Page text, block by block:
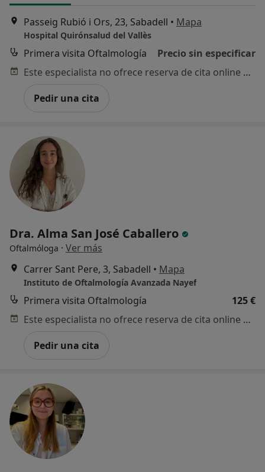
Passeig Rubió i Ors, 23, Sabadell • Mapa
Hospital Quirónsalud del Vallès
Primera visita Oftalmología
Precio sin especificar
Este especialista no ofrece reserva de cita online en esta dirección.
Pedir una cita
Dra. Alma San José Caballero
Oftalmóloga · Ver más
Carrer Sant Pere, 3, Sabadell • Mapa
Instituto de Oftalmología Avanzada Nayef
Primera visita Oftalmología
125 €
Este especialista no ofrece reserva de cita online en esta dirección.
Pedir una cita